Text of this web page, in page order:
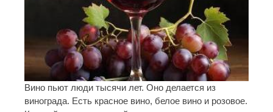
Вино пьют люди тысячи лет. Оно делается из
винограда. Есть красное вино, белое вино и розовое.